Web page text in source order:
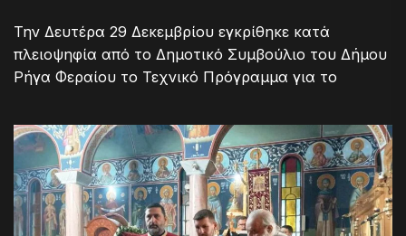
Την Δευτέρα 29 Δεκεμβρίου εγκρίθηκε κατά
πλειοψηφία από το Δημοτικό Συμβούλιο του Δήμου
Ρήγα Φεραίου το Τεχνικό Πρόγραμμα για το